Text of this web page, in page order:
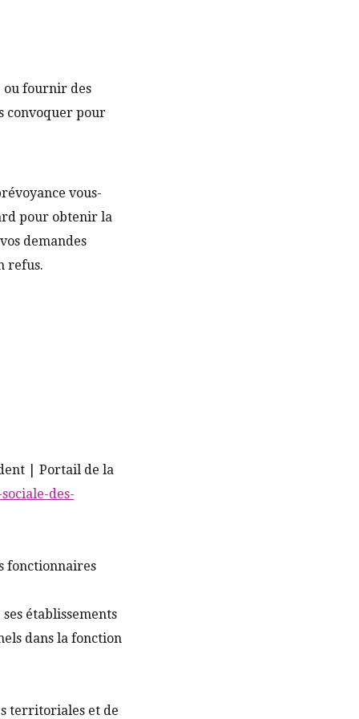
ou fournir des
convoquer pour
vous-
pour obtenir la
demandes
refus.
| Portail de la
des-
fonctionnaires
établissements
dans la fonction
territoriales et de